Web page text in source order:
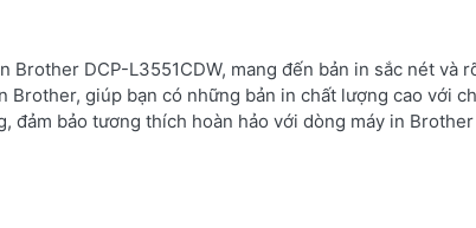
DCP-L3551CDW, mang đến bản in sắc nét và
Brother, giúp bạn có những bản in chất lượng cao với
bảo tương thích hoàn hảo với dòng máy in Brother